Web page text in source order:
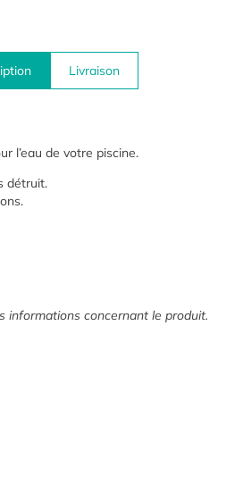
Livraison
l’eau de votre piscine.
détruit.
informations concernant le produit.